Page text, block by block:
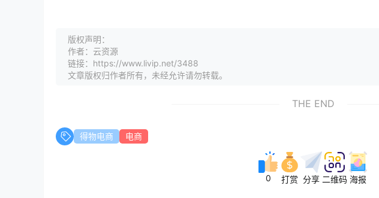
版权声明：
作者：云资源
链接：https://www.livip.net/3488
文章版权归作者所有，未经允许请勿转载。
THE END
得物电商 电商
0 打赏 分享 二维码 海报